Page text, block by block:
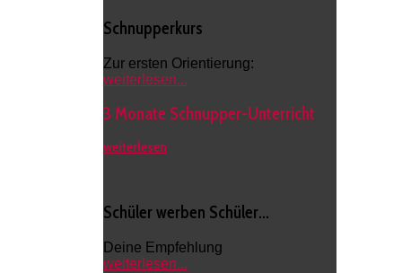
Schnupperkurs
Zur ersten Orientierung:
weiterlesen...
3 Monate Schnupper-Unterricht
weiterlesen
Schüler werben Schüler...
Deine Empfehlung
weiterlesen...